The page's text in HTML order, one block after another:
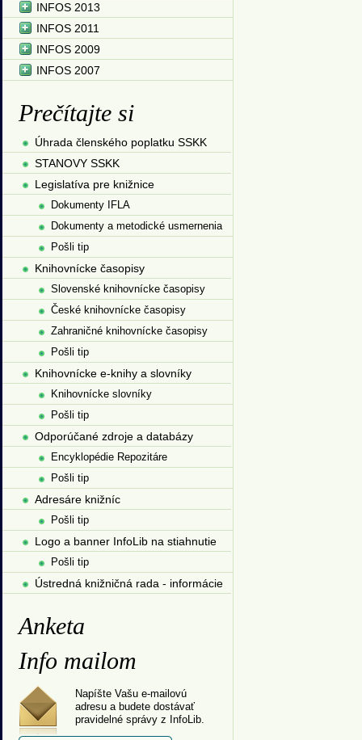
INFOS 2013
INFOS 2011
INFOS 2009
INFOS 2007
Prečítajte si
Úhrada členského poplatku SSKK
STANOVY SSKK
Legislatíva pre knižnice
Dokumenty IFLA
Dokumenty a metodické usmernenia
Pošli tip
Knihovnícke časopisy
Slovenské knihovnícke časopisy
České knihovnícke časopisy
Zahraničné knihovnícke časopisy
Pošli tip
Knihovnícke e-knihy a slovníky
Knihovnícke slovníky
Pošli tip
Odporúčané zdroje a databázy
Encyklopédie Repozitáre
Pošli tip
Adresáre knižníc
Pošli tip
Logo a banner InfoLib na stiahnutie
Pošli tip
Ústredná knižničná rada - informácie
Anketa
Info mailom
Napíšte Vašu e-mailovú
adresu a budete dostávať
pravidelné správy z InfoLib.